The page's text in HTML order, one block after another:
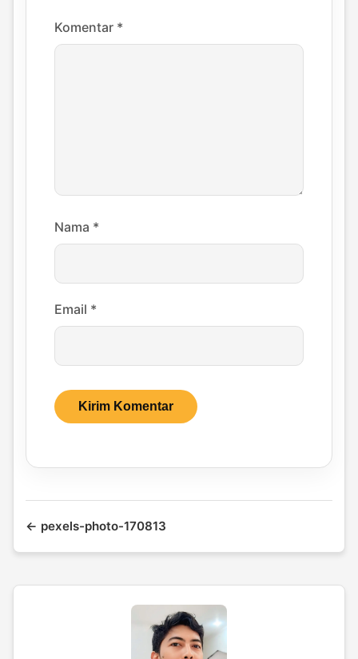
Komentar *
Nama *
Email *
← pexels-photo-170813